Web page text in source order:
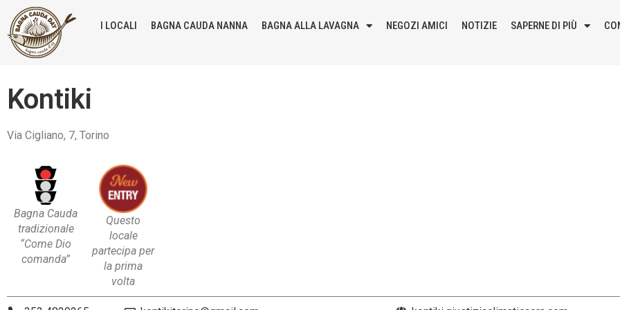
I LOCALI BAGNA CAUDA NANNA BAGNA ALLA LAVAGNA NEGOZI AMICI NOTIZIE SAPERNE DI PIÙ
Kontiki
Via Cigliano, 7, Torino
Bagna Cauda
tradizionale
“Come Dio
comanda”
Questo
locale
partecipa per
la prima
volta